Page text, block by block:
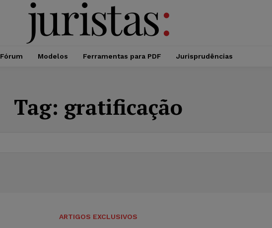
Fórum Modelos Ferramentas para PDF Jurisprudências
Tag: gratificação
ARTIGOS EXCLUSIVOS